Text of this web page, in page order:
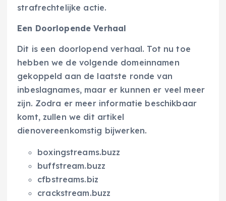
strafrechtelijke actie.
Een Doorlopende Verhaal
Dit is een doorlopend verhaal. Tot nu toe
hebben we de volgende domeinnamen
gekoppeld aan de laatste ronde van
inbeslagnames, maar er kunnen er veel meer
zijn. Zodra er meer informatie beschikbaar
komt, zullen we dit artikel
dienovereenkomstig bijwerken.
boxingstreams.buzz
buffstream.buzz
cfbstreams.biz
crackstream.buzz